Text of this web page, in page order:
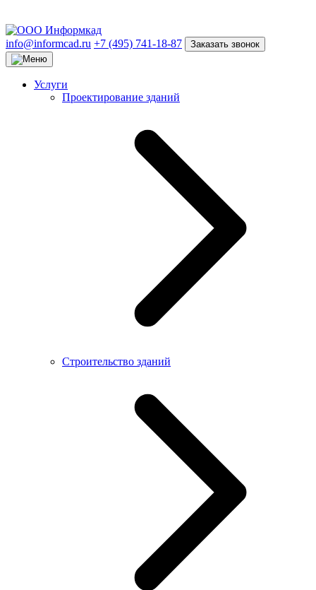
info@informcad.ru +7 (495) 741-18-87 Заказать звонок
Услуги
Проектирование зданий
Строительство зданий